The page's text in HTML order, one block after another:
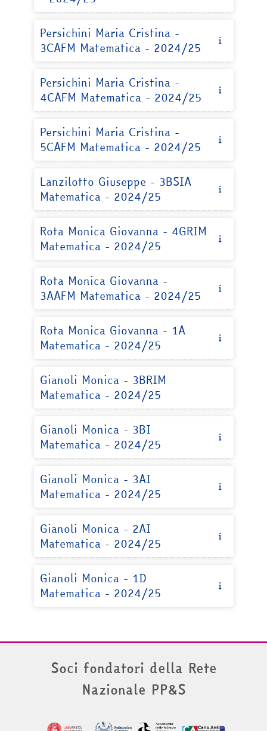
Persichini Maria Cristina -
3CAFM Matematica - 2024/25
Persichini Maria Cristina -
4CAFM Matematica - 2024/25
Persichini Maria Cristina -
5CAFM Matematica - 2024/25
Lanzilotto Giuseppe - 3BSIA
Matematica - 2024/25
Rota Monica Giovanna - 4GRIM
Matematica - 2024/25
Rota Monica Giovanna -
3AAFM Matematica - 2024/25
Rota Monica Giovanna - 1A
Matematica - 2024/25
Gianoli Monica - 3BRIM
Matematica - 2024/25
Gianoli Monica - 3BI
Matematica - 2024/25
Gianoli Monica - 3AI
Matematica - 2024/25
Gianoli Monica - 2AI
Matematica - 2024/25
Gianoli Monica - 1D
Matematica - 2024/25
Soci fondatori della Rete
Nazionale PP&S